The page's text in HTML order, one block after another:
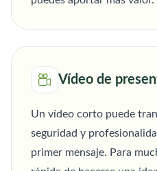
Vídeo de
Un vídeo corto puede
seguridad y
primer mensaje. Para